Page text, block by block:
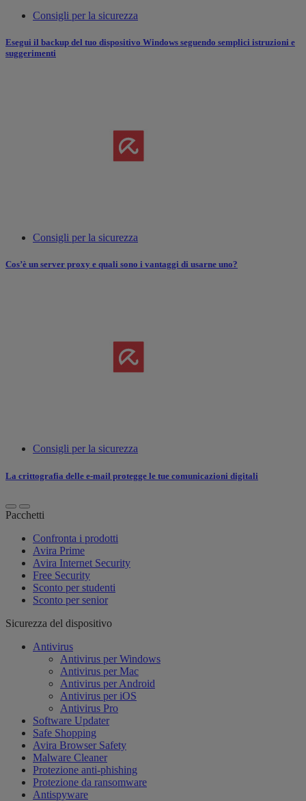
Consigli per la sicurezza
Esegui il backup del tuo dispositivo Windows seguendo semplici istruzioni e
suggerimenti
Consigli per la sicurezza
Cos’è un server proxy e quali sono i vantaggi di usarne uno?
Consigli per la sicurezza
La crittografia delle e-mail protegge le tue comunicazioni digitali
Pacchetti
Confronta i prodotti
Avira Prime
Avira Internet Security
Free Security
Sconto per studenti
Sconto per senior
Sicurezza del dispositivo
Antivirus
Antivirus per Windows
Antivirus per Mac
Antivirus per Android
Antivirus per iOS
Antivirus Pro
Software Updater
Safe Shopping
Avira Browser Safety
Malware Cleaner
Protezione anti-phishing
Protezione da ransomware
Antispyware